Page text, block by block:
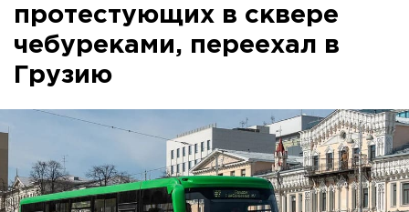
протестующих в сквере
чебуреками, переехал в
Грузию